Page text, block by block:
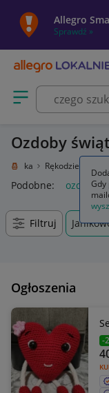
Allegro
Sprawdź »
Otwórz menu z
Ozdoby
i sztuka Rękodzieło
Podobne: ozdoby
Filtruj
Ogłoszenia
-
Gdy